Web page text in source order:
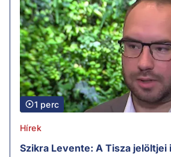
1 perc
Hírek
Szikra Levente: A Tisza jelöltjei